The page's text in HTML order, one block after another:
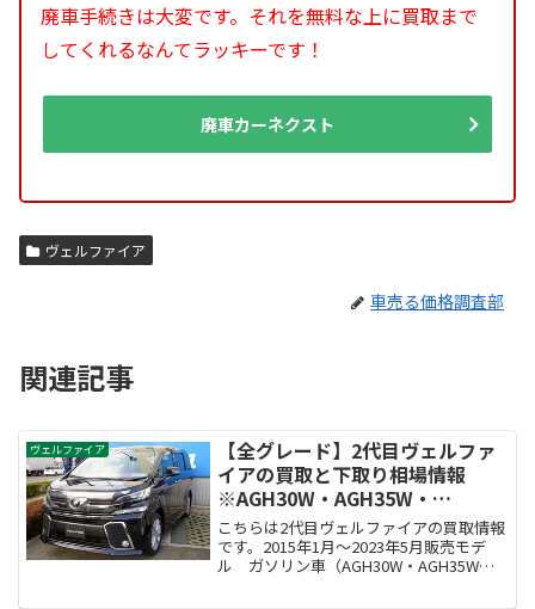
廃車手続きは大変です。それを無料な上に買取まで
してくれるなんてラッキーです！
廃車カーネクスト
ヴェルファイア
車売る価格調査部
関連記事
ヴェルファイア
【全グレード】2代目ヴェルファ
イアの買取と下取り相場情報
※AGH30W・AGH35W・
GGH30W・GGH35W・AYH30W
こちらは2代目ヴェルファイアの買取情報
です。2015年1月～2023年5月販売モデ
ル ガソリン車（AGH30W・AGH35W・